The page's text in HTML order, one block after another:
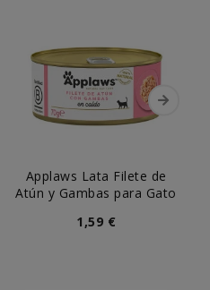
Applaws Lata Filete de
Atún y Gambas para Gato
1,59 €